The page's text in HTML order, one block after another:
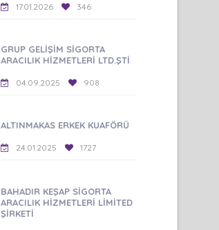
17.01.2026 346
GRUP GELİŞİM SİGORTA
ARACILIK HİZMETLERİ LTD.ŞTİ
04.09.2025 908
ALTINMAKAS ERKEK KUAFÖRÜ
24.01.2025 1727
BAHADIR KEŞAP SİGORTA
ARACILIK HİZMETLERİ LİMİTED
ŞİRKETİ